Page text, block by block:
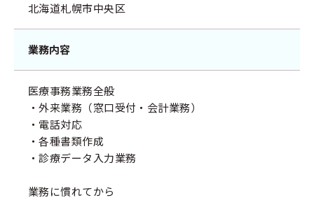
北海道札幌市中央区
業務内容
医療事務業務全般
・外来業務（窓口受付・会計業務）
・電話対応
・各種書類作成
・診療データ入力業務
業務に慣れてから